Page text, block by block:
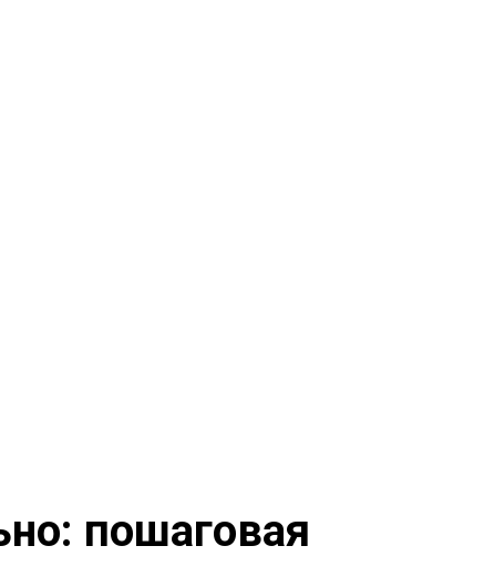
пошаговая